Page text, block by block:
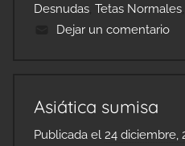
Desnudas Tetas Normales
Dejar un comentario
Asiática sumisa
Publicada el 24 diciembre,